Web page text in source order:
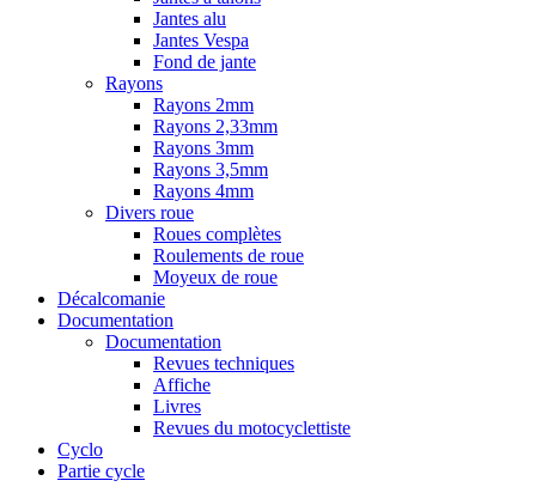
Jantes alu
Jantes Vespa
Fond de jante
Rayons
Rayons 2mm
Rayons 2,33mm
Rayons 3mm
Rayons 3,5mm
Rayons 4mm
Divers roue
Roues complètes
Roulements de roue
Moyeux de roue
Décalcomanie
Documentation
Documentation
Revues techniques
Affiche
Livres
Revues du motocyclettiste
Cyclo
Partie cycle